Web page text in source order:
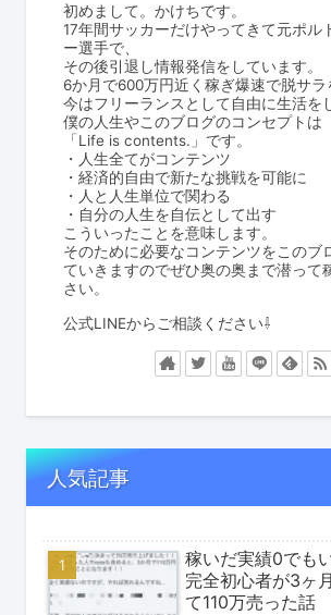
初めまして。かけちです。
17年間サッカーだけやってきて元ポル
ー選手で、
その後引退し情報発信をしています。
6か月で600万円近く稼ぎ爆速で脱サラ
今はフリーランスとして自由に生活を
僕の人生やこのブログのコンセプトは
「Life is contents.」です。
・人生全てがコンテンツ
・経済的自由で新たな挑戦を可能に
・人と人生単位で関わる
・自分の人生を自伝として出す
こういったことを意味します。
そのために必要なコンテンツをこのブ
ていきますのでぜひ奥の奥まで潜って
さい。
公式LINEからご相談ください⇩
人気記事
稼いだ実績0でも
完全初心者が3ヶ
て110万売った話